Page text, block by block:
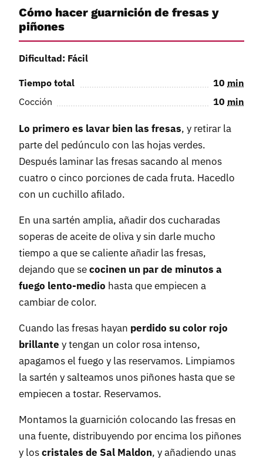
Cómo hacer guarnición de fresas y
piñones
Dificultad: Fácil
Tiempo total 10 min
Cocción
10 min
Lo primero es lavar bien las fresas, y retirar la
parte del pedúnculo con las hojas verdes.
Después laminar las fresas sacando al menos
cuatro o cinco porciones de cada fruta. Hacedlo
con un cuchillo afilado.
En una sartén amplia, añadir dos cucharadas
soperas de aceite de oliva y sin darle mucho
tiempo a que se caliente añadir las fresas,
dejando que secocinen un par de minutos a
fuego lento-medio hasta que empiecen a
cambiar de color.
Cuando las fresas hayan perdido su color rojo
brillante y tengan un color rosa intenso,
apagamos el fuego y las reservamos. Limpiamos
la sartén y salteamos unos piñones hasta que se
empiecen a tostar. Reservamos.
Montamos la guarnición colocando las fresas en
una fuente, distribuyendo por encima los piñones
y loscristales de Sal Maldon, y añadiendo unas